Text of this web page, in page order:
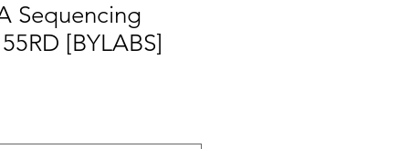
Sequencing
[BYLABS]